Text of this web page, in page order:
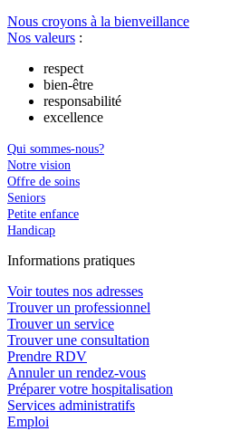
Nous croyons à la bienveillance
Nos valeurs :
respect
bien-être
responsabilité
excellence
Qui sommes-nous?
Notre vision
Offre de soins
Seniors
Petite enfance
Handicap
Informations pratiques
Voir toutes nos adresses
Trouver un professionnel
Trouver un service
Trouver une consultation
Prendre RDV
Annuler un rendez-vous
Préparer votre hospitalisation
Services administratifs
Emploi​